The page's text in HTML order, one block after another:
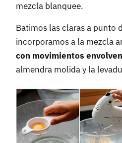
mezcla blanquee.
Batimos las claras a punto
incorporamos a la mezcla
con movimientos
almendra molida y la